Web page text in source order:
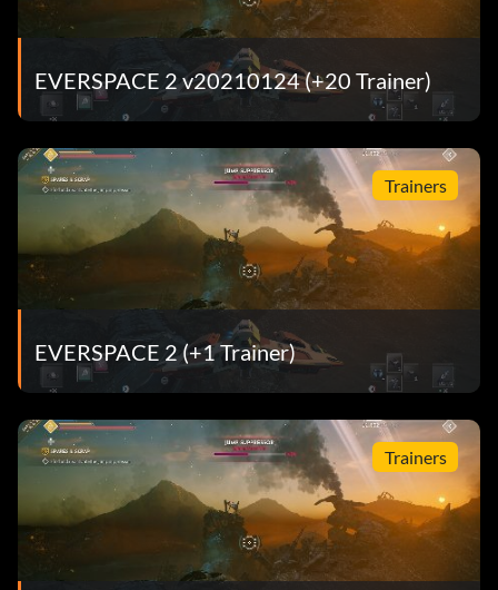
EVERSPACE 2 v20210124 (+20 Trainer)
Trainers
EVERSPACE 2 (+1 Trainer)
Trainers